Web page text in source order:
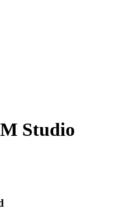
Studio